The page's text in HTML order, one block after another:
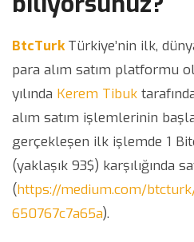
BtcTurk Türkiye’nin ilk,
para alım satım platformu
yılında Kerem Tibuk
alım satım işlemlerinin
gerçekleşen ilk işlemde 1
(yaklaşık 93$) karşılığında
(https://medium.com/
650767c7a65a).